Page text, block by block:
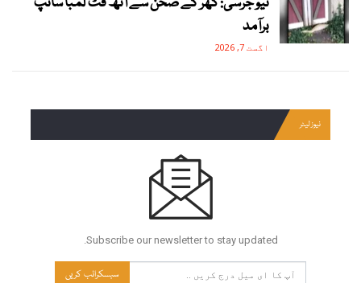
برآمد
اگست 7, 2026
نیوز لیٹر
Subscribe our newsletter to stay updated.
سبسکرائب کریں